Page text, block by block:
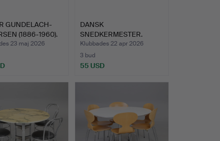
GUNDELACH-
(1886-1960).
23 maj 2026
DANSK
SNEDKERMESTER.
Matbord och fyra maho…
Klubbades 22 apr 2026
3 bud
55 USD